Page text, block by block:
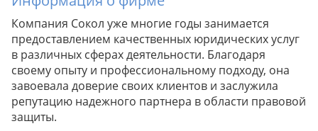
Компания Сокол уже многие годы занимается
предоставлением качественных юридических услуг
в различных сферах деятельности. Благодаря
своему опыту и профессиональному подходу, она
завоевала доверие своих клиентов и заслужила
репутацию надежного партнера в области правовой
защиты.